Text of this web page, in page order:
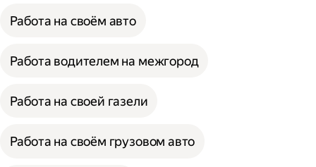
Работа на своём авто
Работа водителем на межгород
Работа на своей газели
Работа на своём грузовом авто